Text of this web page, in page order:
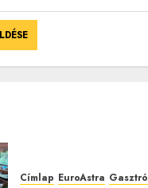
Címlap EuroAstra Gasztró